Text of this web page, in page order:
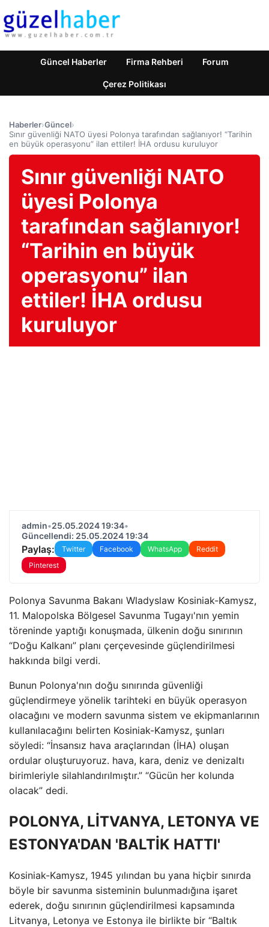
Güncel Haberler Firma Rehberi Forum
Çerez Politikası
Haberler›Güncel›
Sınır güvenliği NATO üyesi Polonya tarafından sağlanıyor! “Tarihin
en büyük operasyonu” ilan ettiler! İHA ordusu kuruluyor
Sınır güvenliği NATO
üyesi Polonya
tarafından sağlanıyor!
“Tarihin en büyük
operasyonu” ilan
ettiler! İHA ordusu
kuruluyor
admin•25.05.2024 19:34•
Güncellendi: 25.05.2024 19:34
Paylaş: Twitter Facebook WhatsApp
Reddit
Pinterest
Polonya Savunma Bakanı Wladyslaw Kosiniak-Kamysz,
11. Malopolska Bölgesel Savunma Tugayı'nın yemin
töreninde yaptığı konuşmada, ülkenin doğu sınırının
“Doğu Kalkanı” planı çerçevesinde güçlendirilmesi
hakkında bilgi verdi.
Bunun Polonya'nın doğu sınırında güvenliği
güçlendirmeye yönelik tarihteki en büyük operasyon
olacağını ve modern savunma sistem ve ekipmanlarının
kullanılacağını belirten Kosiniak-Kamysz, şunları
söyledi: “İnsansız hava araçlarından (İHA) oluşan
ordular oluşturuyoruz. hava, kara, deniz ve denizaltı
birimleriyle silahlandırılmıştır.” “Gücün her kolunda
olacak” dedi.
POLONYA, LİTVANYA, LETONYA VE
ESTONYA'DAN 'BALTİK HATTI'
Kosiniak-Kamysz, 1945 yılından bu yana hiçbir sınırda
böyle bir savunma sisteminin bulunmadığına işaret
ederek, doğu sınırının güçlendirilmesi kapsamında
Litvanya, Letonya ve Estonya ile birlikte bir “Baltık